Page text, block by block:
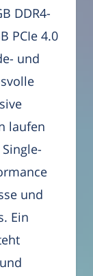
DDR4-
PCIe 4.0
und
laufen
und
Ein